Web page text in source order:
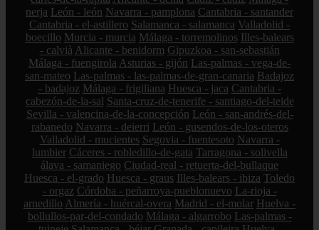
nerja León - león Navarra - pamplona Cantabria - santander
Cantabria - el-astillero Salamanca - salamanca Valladolid -
boecillo Murcia - murcia Málaga - torremolinos Illes-balears
- calvià Alicante - benidorm Gipuzkoa - san-sebastián
Málaga - fuengirola Asturias - gijón Las-palmas - vega-de-
san-mateo Las-palmas - las-palmas-de-gran-canaria Badajoz
- badajoz Málaga - frigiliana Huesca - jaca Cantabria -
cabezón-de-la-sal Santa-cruz-de-tenerife - santiago-del-teide
Sevilla - valencina-de-la-concepción León - san-andrés-del-
rabanedo Navarra - deierri León - gusendos-de-los-oteros
Valladolid - mucientes Segovia - fuentesoto Navarra -
lumbier Cáceres - robledillo-de-gata Tarragona - solivella
álava - samaniego Ciudad-real - retuerta-del-bullaque
Huesca - el-grado Huesca - graus Illes-balears - ibiza Toledo
- orgaz Córdoba - peñarroya-pueblonuevo La-rioja -
arnedillo Almería - huércal-overa Madrid - el-molar Huelva -
bollullos-par-del-condado Málaga - algarrobo Las-palmas -